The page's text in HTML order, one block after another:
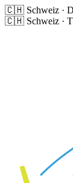
🇨🇭 Schweiz ·
🇨🇭 Schweiz ·